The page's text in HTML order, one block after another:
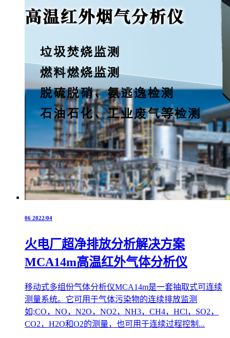
06 2022/04
火电厂超净排放分析解决方案
MCA14m高温红外气体分析仪
移动式多组份气体分析仪MCA14m是一套抽取式可连续
测量系统。它可用于气体污染物的连续排放监测
如;CO，NO，N2O，NO2，NH3，CH4，HCl，SO2，
CO2，H2O和O2的测量，也可用于连续过程控制...